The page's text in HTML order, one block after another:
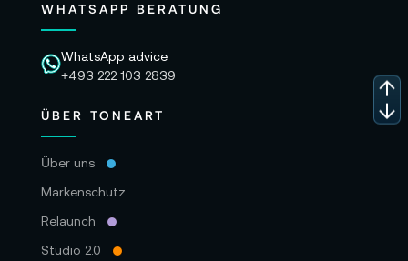
WHATSAPP BERATUNG
WhatsApp advice
+493 222 103 2839
ÜBER TONEART
Über uns
Markenschutz
Relaunch
Studio 2.0